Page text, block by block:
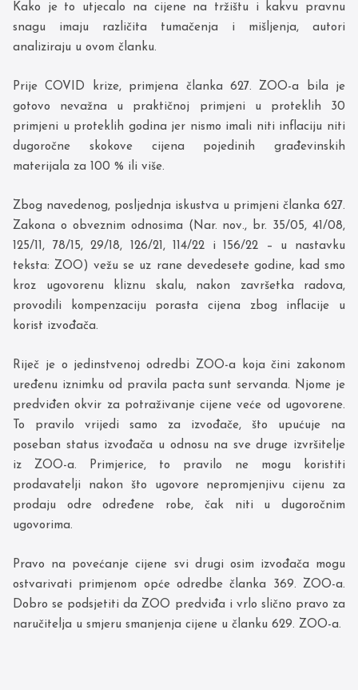
Kako je to utjecalo na cijene na tržištu i kakvu pravnu
snagu imaju različita tumačenja i mišljenja, autori
analiziraju u ovom članku.
Prije COVID krize, primjena članka 627. ZOO-a bila je
gotovo nevažna u praktičnoj primjeni u proteklih 30
primjeni u proteklih godina jer nismo imali niti inflaciju niti
dugoročne skokove cijena pojedinih građevinskih
materijala za 100 % ili više.
Zbog navedenog, posljednja iskustva u primjeni članka 627.
Zakona o obveznim odnosima (Nar. nov., br. 35/05, 41/08,
125/11, 78/15, 29/18, 126/21, 114/22 i 156/22 – u nastavku
teksta: ZOO) vežu se uz rane devedesete godine, kad smo
kroz ugovorenu kliznu skalu, nakon završetka radova,
provodili kompenzaciju porasta cijena zbog inflacije u
korist izvođača.
Riječ je o jedinstvenoj odredbi ZOO-a koja čini zakonom
uređenu iznimku od pravila pacta sunt servanda. Njome je
predviđen okvir za potraživanje cijene veće od ugovorene.
To pravilo vrijedi samo za izvođače, što upućuje na
poseban status izvođača u odnosu na sve druge izvršitelje
iz ZOO-a. Primjerice, to pravilo ne mogu koristiti
prodavatelji nakon što ugovore nepromjenjivu cijenu za
prodaju odre određene robe, čak niti u dugoročnim
ugovorima.
Pravo na povećanje cijene svi drugi osim izvođača mogu
ostvarivati primjenom opće odredbe članka 369. ZOO-a.
Dobro se podsjetiti da ZOO predviđa i vrlo slično pravo za
naručitelja u smjeru smanjenja cijene u članku 629. ZOO-a.